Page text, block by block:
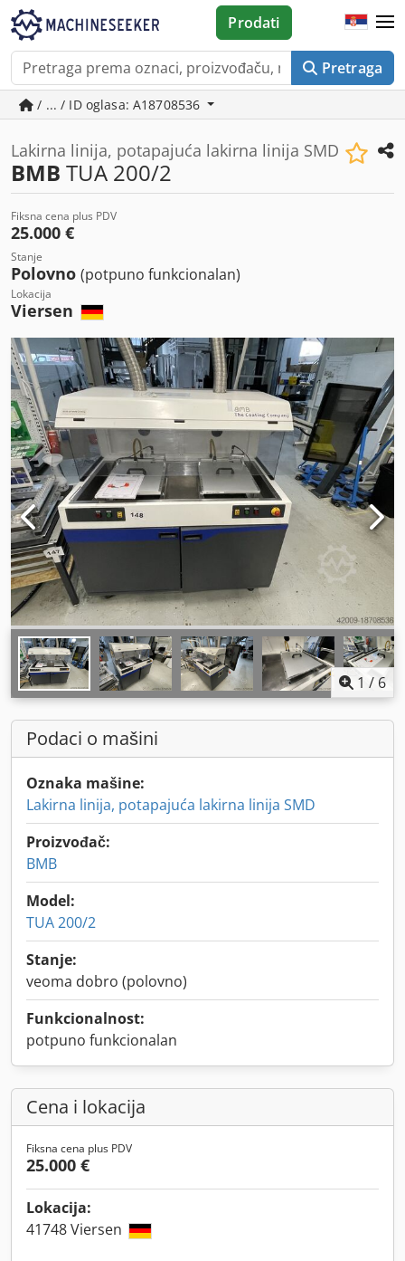
Pretraga
Prodati
/ ... / ID oglasa: A18708536
Lakirna linija, potapajuća lakirna linija SMD
BMB TUA 200/2
Fiksna cena plus PDV
25.000 €
Stanje
Polovno (potpuno funkcionalan)
Lokacija
Viersen
1 / 6
Podaci o mašini
Oznaka mašine:
Lakirna linija, potapajuća lakirna linija SMD
Proizvođač:
BMB
Model:
TUA 200/2
Stanje:
veoma dobro (polovno)
Funkcionalnost:
potpuno funkcionalan
Cena i lokacija
Fiksna cena plus PDV
25.000 €
Lokacija:
41748 Viersen